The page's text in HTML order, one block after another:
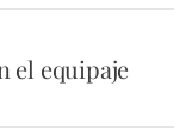
el equipaje